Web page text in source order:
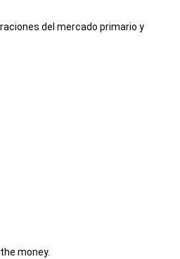
del mercado primario y
money.